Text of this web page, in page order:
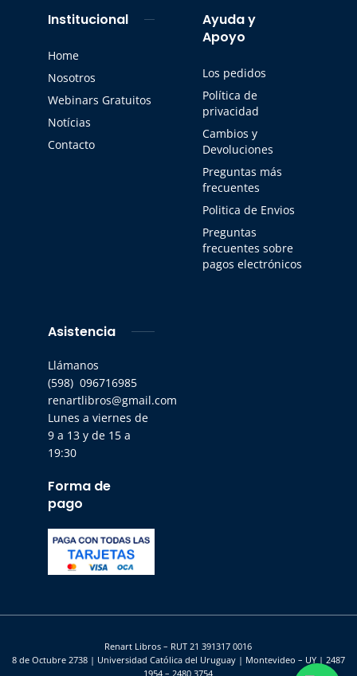
Institucional
Home
Nosotros
Webinars Gratuitos
Notícias
Contacto
Ayuda y
Apoyo
Los pedidos
Política de
privacidad
Cambios y
Devoluciones
Preguntas más
frecuentes
Politica de Envios
Preguntas
frecuentes sobre
pagos electrónicos
Asistencia
Llámanos
(598) 096716985
renartlibros@gmail.com
Lunes a viernes de
9 a 13 y de 15 a
19:30
Forma de
pago
Renart Libros – RUT 21 391317 0016
8 de Octubre 2738 | Universidad Católica del Uruguay | Montevideo – UY | 2487
1954 – 2480 3754